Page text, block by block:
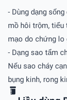
- Dùng dạng
mồ hôi trộm, tiểu
mạo do chứng lo
- Dạng sao tẩm
Nếu sao cháy
bụng kinh, rong